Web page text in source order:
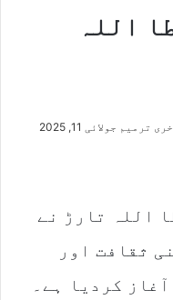
اللہ
ترمیم جولائی 11, 2025
اللہ تارڑ نے
ثقافت اور
کردیا ہے۔